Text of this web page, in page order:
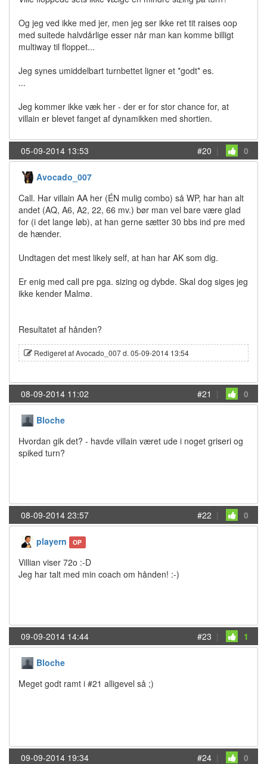
Og jeg ved ikke med jer, men jeg ser ikke ret tit raises oop
med suitede halvdårlige esser når man kan komme billigt
multiway til floppet...
Jeg synes umiddelbart turnbettet ligner et *godt* es.
...
Jeg kommer ikke væk her - der er for stor chance for, at
villain er blevet fanget af dynamikken med shortien.
05-09-2014 13:53 #20 | 0
Avocado_007
Call. Har villain AA her (ÉN mulig combo) så WP, har han alt
andet (AQ, A6, A2, 22, 66 mv.) bør man vel bare være glad
for (i det lange løb), at han gerne sætter 30 bbs ind pre med
de hænder.
Undtagen det mest likely self, at han har AK som dig.
Er enig med call pre pga. sizing og dybde. Skal dog siges jeg
ikke kender Malmø.
Resultatet af hånden?
Redigeret af Avocado_007 d. 05-09-2014 13:54
08-09-2014 11:02 #21 | 0
Bloche
Hvordan gik det? - havde villain været ude i noget griseri og
spiked turn?
08-09-2014 23:57 #22 | 0
playern OP
Villian viser 72o :-D
Jeg har talt med min coach om hånden! :-)
09-09-2014 14:44 #23 | 1
Bloche
Meget godt ramt i #21 alligevel så ;)
09-09-2014 19:34 #24 | 0